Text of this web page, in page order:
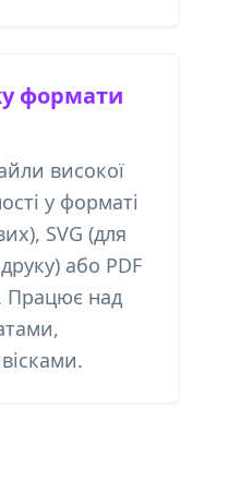
формати
високої
у форматі
SVG (для
або PDF
Працює над